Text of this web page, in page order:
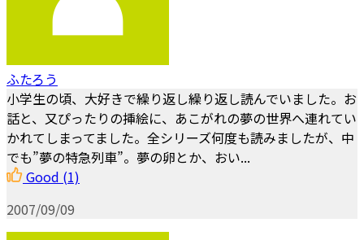
ふたろう
小学生の頃、大好きで繰り返し繰り返し読んでいました。お
話と、又ぴったりの挿絵に、あこがれの夢の世界へ連れてい
かれてしまってました。全シリーズ何度も読みましたが、中
でも”夢の特急列車”。夢の卵とか、おい...
Good (1)
2007/09/09